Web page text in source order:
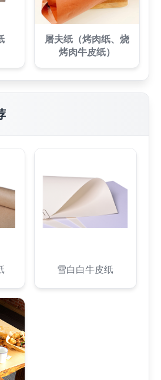
屠夫纸（烤肉纸、烧
烤肉牛皮纸）
雪白白牛皮纸